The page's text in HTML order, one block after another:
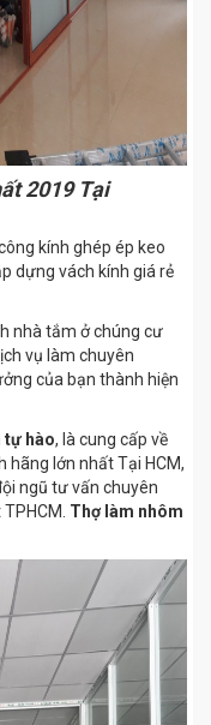
2019 Tại
kính ghép ép keo
dựng vách kính giá rẻ
nhà tắm ở chúng cư
vụ làm chuyên
của bạn thành hiện
tự hào, là cung cấp về
hãng lớn nhất Tại HCM,
ngũ tư vấn chuyên
Thợ làm nhôm